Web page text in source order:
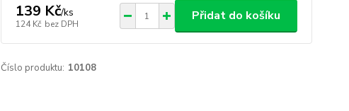
139 Kč/ks
124 Kč bez DPH
Přidat do košíku
Číslo produktu: 10108